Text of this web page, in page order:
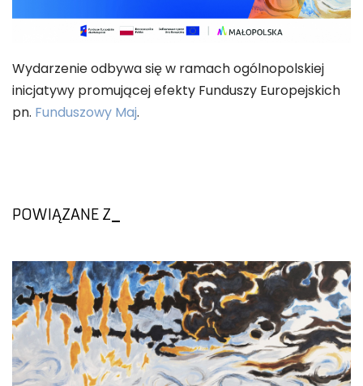
Wydarzenie odbywa się w ramach ogólnopolskiej
inicjatywy promującej efekty Funduszy Europejskich
pn. Funduszowy Maj.
POWIĄZANE Z